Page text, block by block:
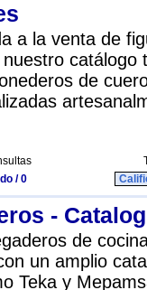
a la venta de
catálogo
de
/ 0
-
de
un amplio
Teka y